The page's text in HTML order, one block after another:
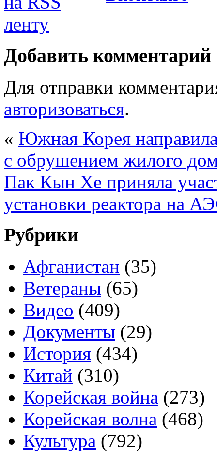
Добавить комментарий
Для отправки
авторизоваться.
« Южная Корея
с обрушением жилого
Пак Кын Хе приняла
установки реактора на
Рубрики
Афганистан (35)
Ветераны (65)
Видео (409)
Документы (29)
История (434)
Китай (310)
Корейская война (273)
Корейская волна (468)
Культура (792)